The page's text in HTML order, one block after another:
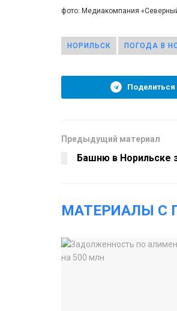
фото: Медиакомпания
НОРИЛЬСК ПОГОДА В
Поделиться
Предыдущий материал
Башню в Норильске
МАТЕРИАЛЫ С